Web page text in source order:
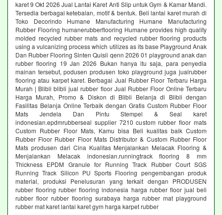
karet 9 Okt 2026 Jual Lantai Karet Anti Slip untuk Gym & Kamar Mandi.
Tersedia berbagai ketebalan, motif & bentuk. Beli lantai karet murah di
Toko Decorindo Humane Manufacturing Humane Manufacturing
Rubber Flooring humanerubberflooring Humane provides high quality
molded recycled rubber mats and recycled rubber flooring products
using a vulcanizing process which utilizes as its base Playground Anak
Dan Rubber Flooring Sinten Quisii qenn 2026 01 playground anak dan
rubber flooring 19 Jan 2026 Bukan hanya itu saja, para penyedia
mainan tersebut, podusen produsen toko playground juga jualrubber
flooring atau karpet karet. Berbagai Jual Rubber Floor Terbaru Harga
Murah | Blibli blibli jual rubber floor Jual Rubber Floor Online Terbaru
Harga Murah, Promo & Diskon di Blibli Belanja di Blibli dengan
Fasilitas Belanja Online Terbaik dengan Gratis Custom Rubber Floor
Mats Jendela Dan Pintu Stempel & Seal karet
indonesian.epdmrubberseal supplier 7210 custom rubber floor mats
Custom Rubber Floor Mats, Kamu bisa Beli kualitas baik Custom
Rubber Floor Rubber Floor Mats Distributor & Custom Rubber Floor
Mats produsen dari Cina Kualitas Menjalankan Melacak Flooring &
Menjalankan Melacak indonesian.runningtrack flooring 8 mm
Thickness EPDM Granule for Running Track Rubber Court SGS
Running Track Silicon PU Sports Flooring pengembangan produk
material, produksi Penelusuran yang terkait dengan PRODUSEN
rubber flooring rubber flooring indonesia harga rubber floor jual beli
rubber floor rubber flooring surabaya harga rubber mat playground
rubber mat karet lantai karet gym harga karpet rubber